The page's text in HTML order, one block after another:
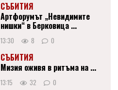
СЪБИТИЯ
Артфорумът „Невидимите
нишки“ в Берковица ...
13:30 8 0
СЪБИТИЯ
Мизия оживя в ритъма на ...
13:15 32 0